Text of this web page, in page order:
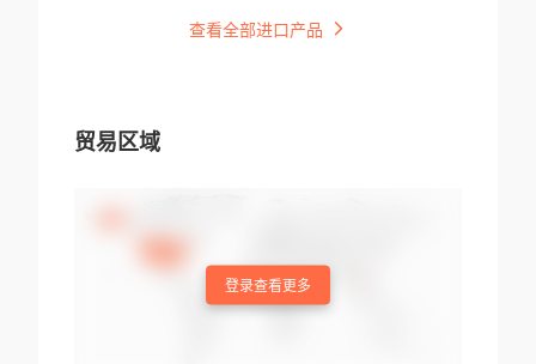
查看全部进口产品
贸易区域
登录查看更多